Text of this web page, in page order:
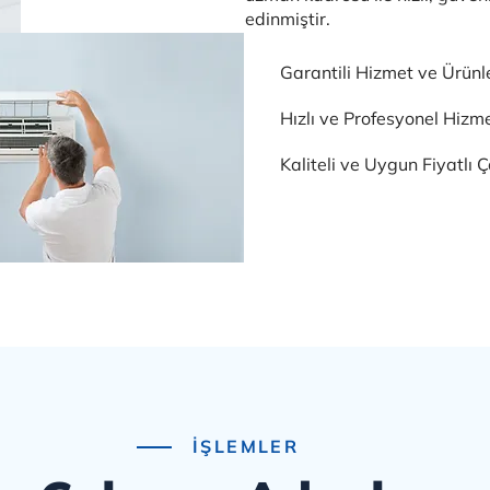
edinmiştir.
Garantili Hizmet ve
Hızlı ve Profesyonel
Kaliteli ve Uygun Fiyatlı
İŞLEMLER